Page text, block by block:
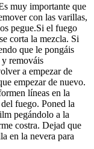
muy importante que
con las varillas,
pegue.Si el fuego
corta la mezcla. Si
que le pongáis
y remováis
a empezar de
empezar de nuevo.
líneas en la
fuego. Poned la
pegándolo a la
costra. Dejad que
en la nevera para